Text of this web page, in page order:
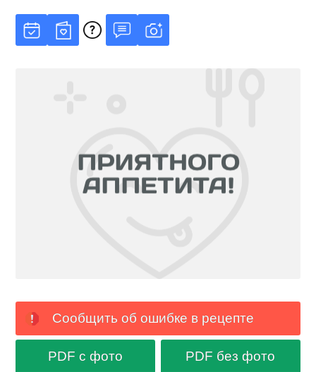
Сообщить об ошибке в рецепте
PDF с фото PDF без фото